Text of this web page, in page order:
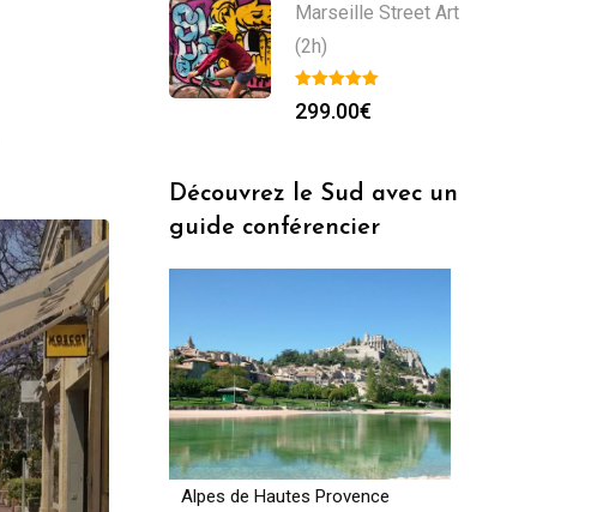
Marseille Street Art
(2h)
299.00€
Découvrez le Sud avec un
guide conférencier
Alpes de Hautes Provence